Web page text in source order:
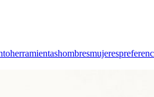
herramientashombresmujeres